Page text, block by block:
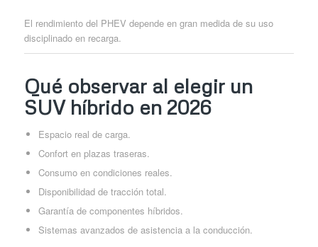
El rendimiento del PHEV depende en gran medida de su uso
disciplinado en recarga.
Qué observar al elegir un
SUV híbrido en 2026
Espacio real de carga.
Confort en plazas traseras.
Consumo en condiciones reales.
Disponibilidad de tracción total.
Garantía de componentes híbridos.
Sistemas avanzados de asistencia a la conducción.